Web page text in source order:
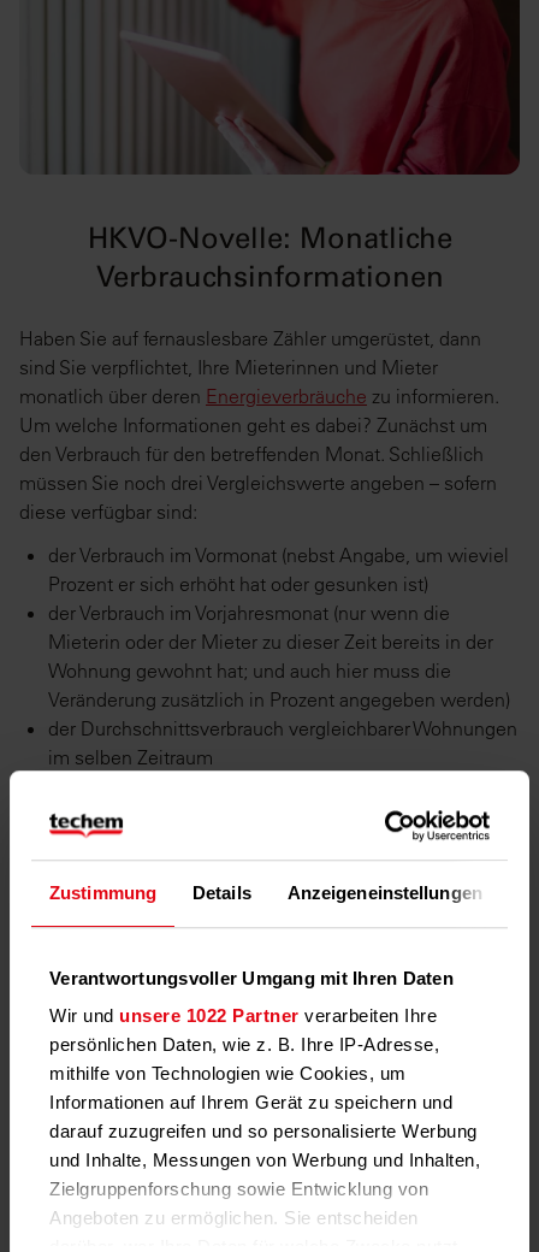
Zustimmung Details Anzeigeneinstellungen
Verantwortungsvoller Umgang mit Ihren Daten
Wir und unsere 1022 Partner verarbeiten Ihre
persönlichen Daten, wie z. B. Ihre IP-Adresse,
mithilfe von Technologien wie Cookies, um
Informationen auf Ihrem Gerät zu speichern und
darauf zuzugreifen und so personalisierte Werbung
und Inhalte, Messungen von Werbung und Inhalten,
Zielgruppenforschung sowie Entwicklung von
Angeboten zu ermöglichen. Sie entscheiden
HKVO-Novelle: Monatliche
Verbrauchsinformationen
Haben Sie auf fernauslesbare Zähler umgerüstet, dann
sind Sie verpflichtet, Ihre Mieterinnen und Mieter
monatlich über deren Energieverbräuche zu informieren.
Um welche Informationen geht es dabei? Zunächst um
den Verbrauch für den betreffenden Monat. Schließlich
müssen Sie noch drei Vergleichswerte angeben – sofern
diese verfügbar sind:
der Verbrauch im Vormonat (nebst Angabe, um wieviel
Prozent er sich erhöht hat oder gesunken ist)
der Verbrauch im Vorjahresmonat (nur wenn die
Mieterin oder der Mieter zu dieser Zeit bereits in der
Wohnung gewohnt hat; und auch hier muss die
Veränderung zusätzlich in Prozent angegeben werden)
der Durchschnittsverbrauch vergleichbarer Wohnungen
im selben Zeitraum
Die neue Jahresabrechnung nach
der HKVO-Novelle
Rahmenbedingungen. Aus der Abrechnung geht hervor,
wie viel Ihre Mieterin oder Ihr Mieter nachzuzahlen hat
oder erstattet bekommt. Je nachdem, wie das Ergebnis
ausfällt, können Sie Sie einen neuen Betrag festlegen, den
Ihre Mieterin oder Ihr Mieter künftig vorauszahlen muss.
Darüber hinaus müssen Sie nun weitere Informationen in
die Abrechnung aufnehmen:
Angaben zum Brennstoffmix (wie hoch ist der Anteil